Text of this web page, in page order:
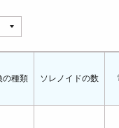
の種類 ソレノイドの数